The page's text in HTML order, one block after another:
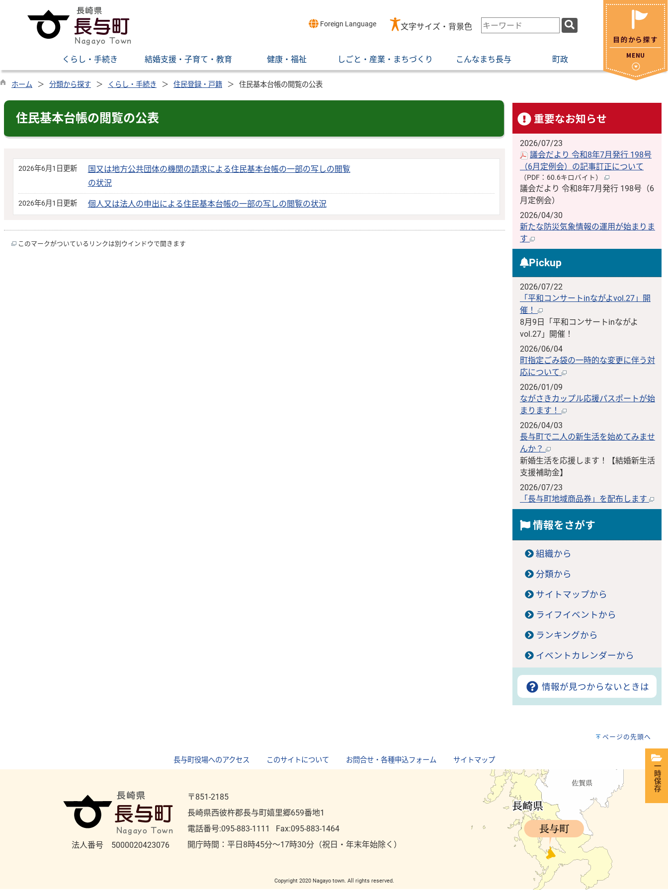
Foreign Language 文字サイズ・背景色
検
索
ー
ワ
くらし・手続き 結婚支援・子育て・教育 健康・福祉 しごと・産業・まちづくり こんなまち長与 町政
ホーム 分類から探す くらし・手続き 住民登録・戸籍 住民基本台帳の閲覧の公表
住民基本台帳の閲覧の公表
2026年6月1日更新
国又は地方公共団体の機関の請求による住民基本台帳の一部の写しの閲覧
の状況
2026年6月1日更新 個人又は法人の申出による住民基本台帳の一部の写しの閲覧の状況
このマークがついているリンクは別ウインドウで開きます
重要なお知らせ
2026/07/23
議会だより 令和8年7月発行 198号
（6月定例会）の記事訂正について
（PDF：60.6キロバイト）
議会だより 令和8年7月発行 198号（6
月定例会）
2026/04/30
新たな防災気象情報の運用が始まりま
す
Pickup
2026/07/22
「平和コンサートinながよvol.27」開
催！
8月9日「平和コンサートinながよ
vol.27」開催！
2026/06/04
町指定ごみ袋の一時的な変更に伴う対
応について
2026/01/09
ながさきカップル応援パスポートが始
まります！
2026/04/03
長与町で二人の新生活を始めてみませ
んか？
新婚生活を応援します！【結婚新生活
支援補助金】
2026/07/23
「長与町地域商品券」を配布します
情報をさがす
組織から
分類から
サイトマップから
ライフイベントから
ランキングから
イベントカレンダーから
情報が見つからないときは
ページの先頭へ
長与町役場へのアクセス このサイトについて お問合せ・各種申込フォーム サイトマップ
法人番号 5000020423076
〒851-2185
長崎県西彼杵郡長与町嬉里郷659番地1
電話番号:095-883-1111
Fax:095-883-1464
開庁時間：平⽇8時45分～17時30分（祝⽇・年末年始除く）
Copyright 2020 Nagayo town. All rights reserved.
一時保存